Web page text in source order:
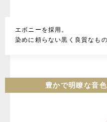
エボニーを採用。
染めに頼らない黒く良質なも
豊かで明瞭な音色